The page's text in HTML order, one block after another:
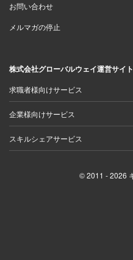
お問い合わせ
メルマガの停止
株式会社グローバルウェイ運営サイト
求職者様向けサービス
企業様向けサービス
スキルシェアサービス
© 2011 - 2026